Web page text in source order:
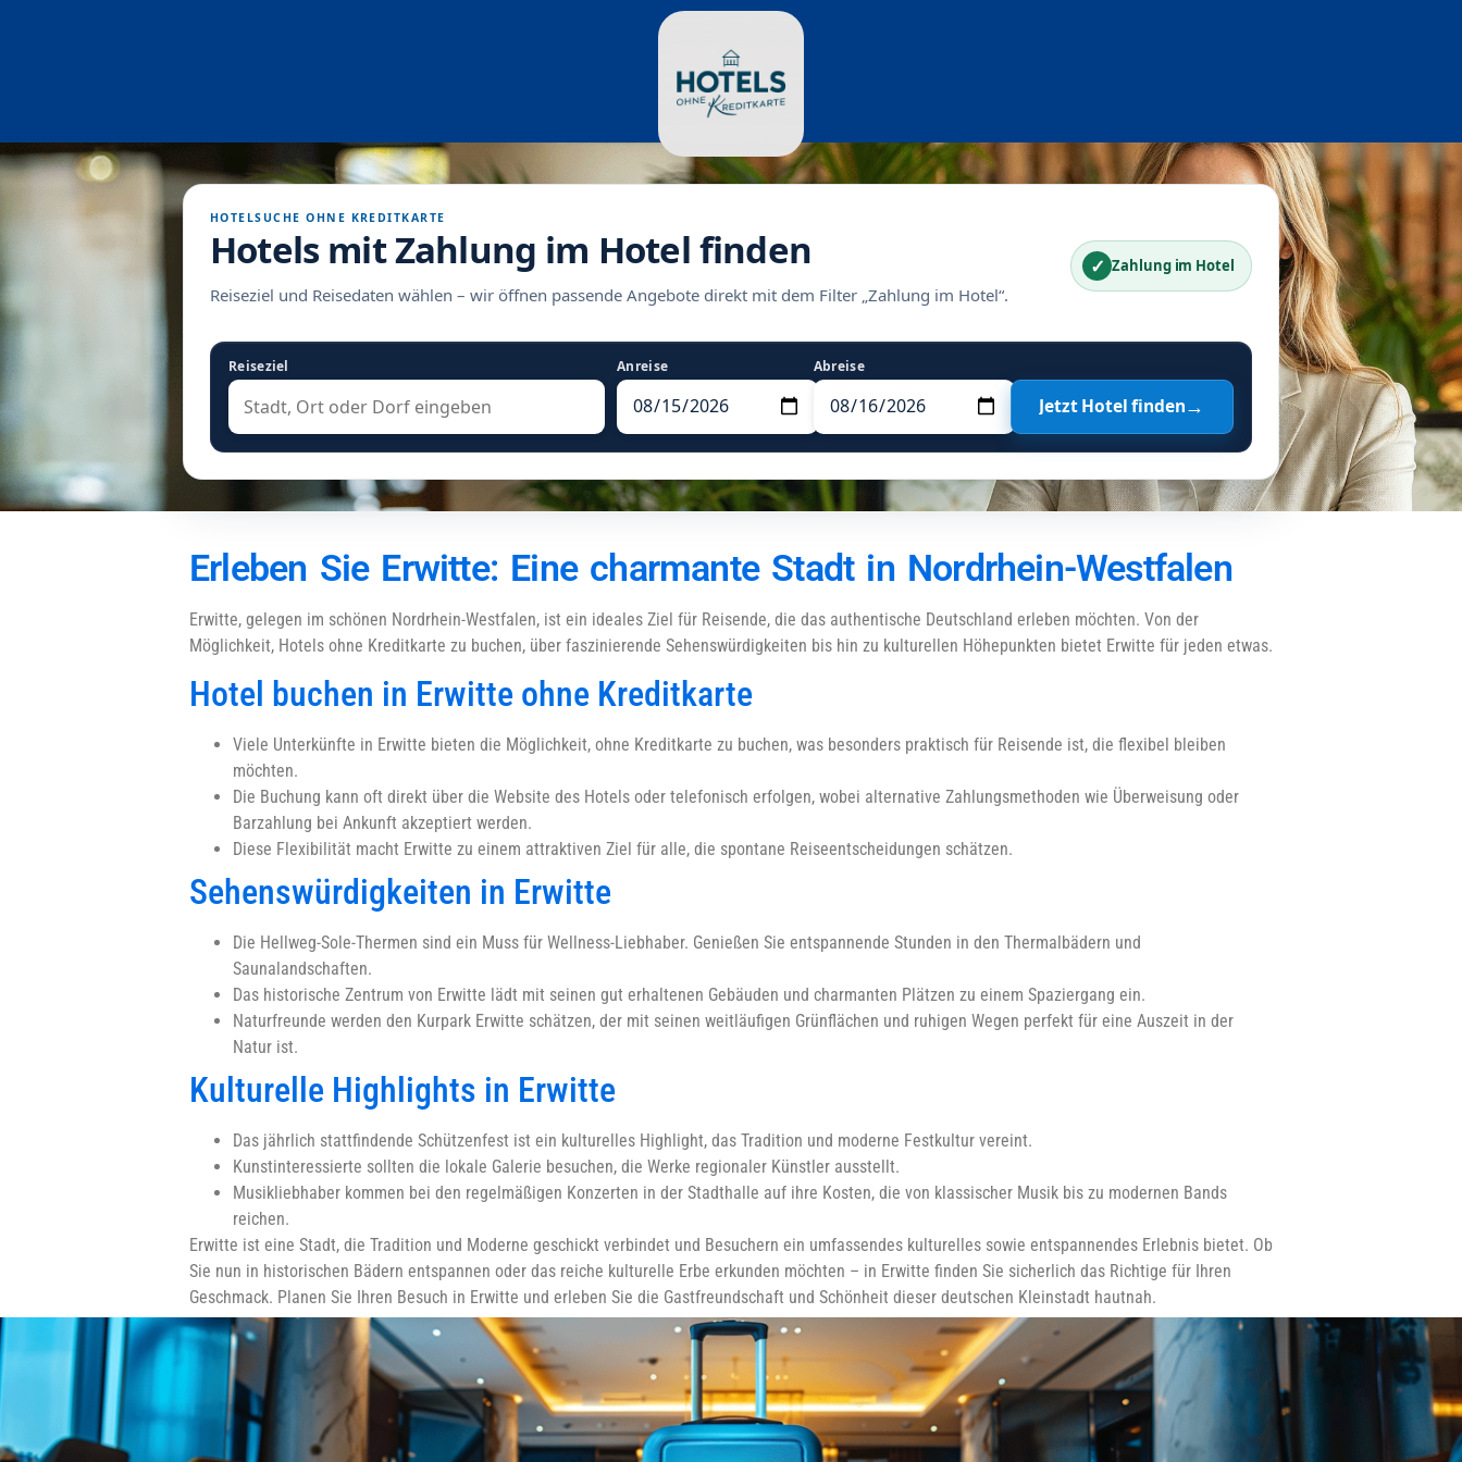
HOTELSUCHE OHNE KREDITKARTE
Hotels mit Zahlung im Hotel finden
Reiseziel und Reisedaten wählen – wir öffnen passende Angebote direkt mit dem Filter „Zahlung im Hotel“.
✓ Zahlung im Hotel
Reiseziel Anreise Abreise
Jetzt Hotel finden→
Erleben Sie Erwitte: Eine charmante Stadt in Nordrhein-Westfalen
Erwitte, gelegen im schönen Nordrhein-Westfalen, ist ein ideales Ziel für Reisende, die das authentische Deutschland erleben möchten. Von der
Möglichkeit, Hotels ohne Kreditkarte zu buchen, über faszinierende Sehenswürdigkeiten bis hin zu kulturellen Höhepunkten bietet Erwitte für jeden etwas.
Hotel buchen in Erwitte ohne Kreditkarte
Viele Unterkünfte in Erwitte bieten die Möglichkeit, ohne Kreditkarte zu buchen, was besonders praktisch für Reisende ist, die flexibel bleiben
möchten.
Die Buchung kann oft direkt über die Website des Hotels oder telefonisch erfolgen, wobei alternative Zahlungsmethoden wie Überweisung oder
Barzahlung bei Ankunft akzeptiert werden.
Diese Flexibilität macht Erwitte zu einem attraktiven Ziel für alle, die spontane Reiseentscheidungen schätzen.
Sehenswürdigkeiten in Erwitte
Die Hellweg-Sole-Thermen sind ein Muss für Wellness-Liebhaber. Genießen Sie entspannende Stunden in den Thermalbädern und
Saunalandschaften.
Das historische Zentrum von Erwitte lädt mit seinen gut erhaltenen Gebäuden und charmanten Plätzen zu einem Spaziergang ein.
Naturfreunde werden den Kurpark Erwitte schätzen, der mit seinen weitläufigen Grünflächen und ruhigen Wegen perfekt für eine Auszeit in der
Natur ist.
Kulturelle Highlights in Erwitte
Das jährlich stattfindende Schützenfest ist ein kulturelles Highlight, das Tradition und moderne Festkultur vereint.
Kunstinteressierte sollten die lokale Galerie besuchen, die Werke regionaler Künstler ausstellt.
Musikliebhaber kommen bei den regelmäßigen Konzerten in der Stadthalle auf ihre Kosten, die von klassischer Musik bis zu modernen Bands
reichen.
Erwitte ist eine Stadt, die Tradition und Moderne geschickt verbindet und Besuchern ein umfassendes kulturelles sowie entspannendes Erlebnis bietet. Ob
Sie nun in historischen Bädern entspannen oder das reiche kulturelle Erbe erkunden möchten – in Erwitte finden Sie sicherlich das Richtige für Ihren
Geschmack. Planen Sie Ihren Besuch in Erwitte und erleben Sie die Gastfreundschaft und Schönheit dieser deutschen Kleinstadt hautnah.